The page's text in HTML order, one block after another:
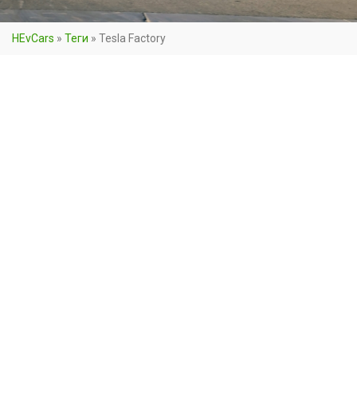
HEvCars » Теги » Tesla Factory